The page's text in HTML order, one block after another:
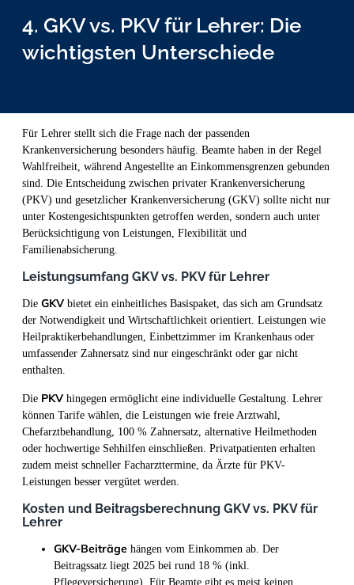
4. GKV vs. PKV für Lehrer: Die
wichtigsten Unterschiede
Für Lehrer stellt sich die Frage nach der passenden
Krankenversicherung besonders häufig. Beamte haben in der Regel
Wahlfreiheit, während Angestellte an Einkommensgrenzen gebunden
sind. Die Entscheidung zwischen privater Krankenversicherung
(PKV) und gesetzlicher Krankenversicherung (GKV) sollte nicht nur
unter Kostengesichtspunkten getroffen werden, sondern auch unter
Berücksichtigung von Leistungen, Flexibilität und
Familienabsicherung.
Leistungsumfang GKV vs. PKV für Lehrer
Die GKV bietet ein einheitliches Basispaket, das sich am Grundsatz
der Notwendigkeit und Wirtschaftlichkeit orientiert. Leistungen wie
Heilpraktikerbehandlungen, Einbettzimmer im Krankenhaus oder
umfassender Zahnersatz sind nur eingeschränkt oder gar nicht
enthalten.
Die PKV hingegen ermöglicht eine individuelle Gestaltung. Lehrer
können Tarife wählen, die Leistungen wie freie Arztwahl,
Chefarztbehandlung, 100 % Zahnersatz, alternative Heilmethoden
oder hochwertige Sehhilfen einschließen. Privatpatienten erhalten
zudem meist schneller Facharzttermine, da Ärzte für PKV-
Leistungen besser vergütet werden.
Kosten und Beitragsberechnung GKV vs. PKV für
Lehrer
GKV-Beiträge hängen vom Einkommen ab. Der
Beitragssatz liegt 2025 bei rund 18 % (inkl.
Pflegeversicherung). Für Beamte gibt es meist keinen